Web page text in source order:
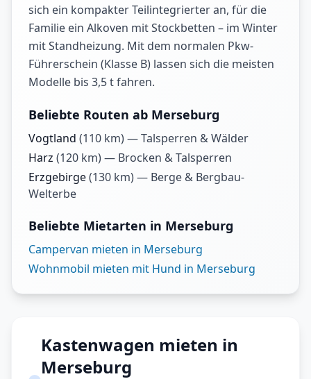
sich ein kompakter Teilintegrierter an, für die
Familie ein Alkoven mit Stockbetten – im Winter
mit Standheizung. Mit dem normalen Pkw-
Führerschein (Klasse B) lassen sich die meisten
Modelle bis 3,5 t fahren.
Beliebte Routen ab Merseburg
Vogtland (110 km) —Talsperren & Wälder
Harz (120 km) — Brocken & Talsperren
Erzgebirge(130 km) — Berge & Bergbau-
Welterbe
Beliebte Mietarten in Merseburg
Campervan mieten in Merseburg
Wohnmobil mieten mit Hund in Merseburg
Kastenwagen mieten in
Merseburg